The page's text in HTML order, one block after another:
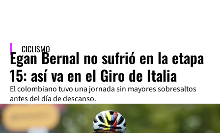
CICLISMO
Egan Bernal no sufrió en la etapa
15: así va en el Giro de Italia
El colombiano tuvo una jornada sin mayores sobresaltos
antes del día de descanso.